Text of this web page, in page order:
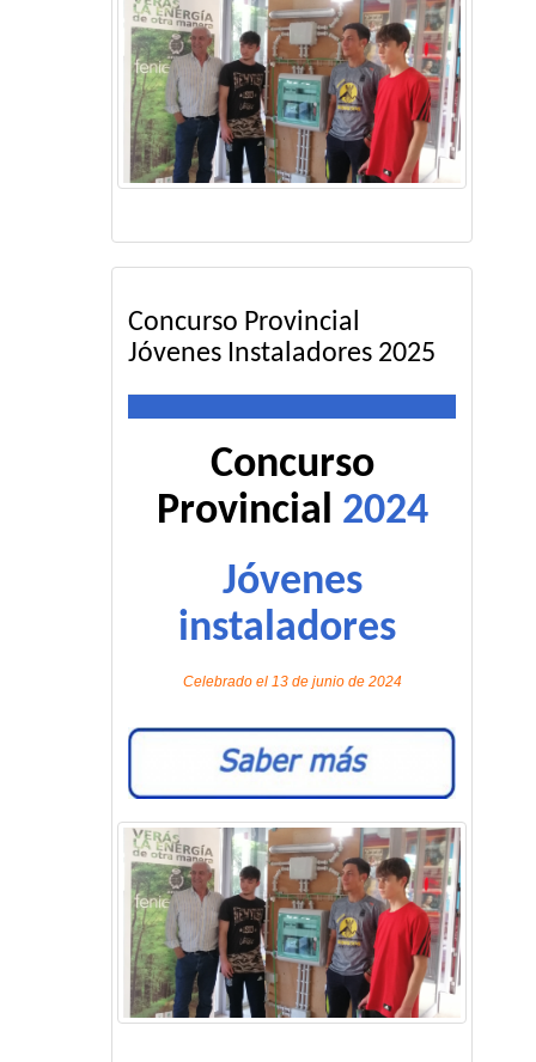
Concurso Provincial
Jóvenes Instaladores 2025
Concurso
Provincial 2024
Jóvenes
instaladores
Celebrado el 13 de junio de 2024